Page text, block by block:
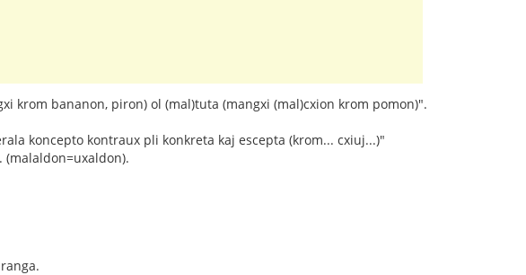
krom bananon, piron) ol (mal)tuta (mangxi (mal)cxion krom pomon)".
koncepto kontraux pli konkreta kaj escepta (krom... cxiuj...)"
(malaldon=uxaldon).